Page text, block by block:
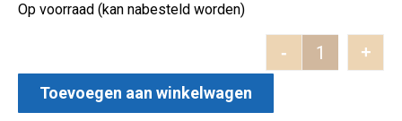
Op voorraad (kan nabesteld worden)
- +
Toevoegen aan winkelwagen